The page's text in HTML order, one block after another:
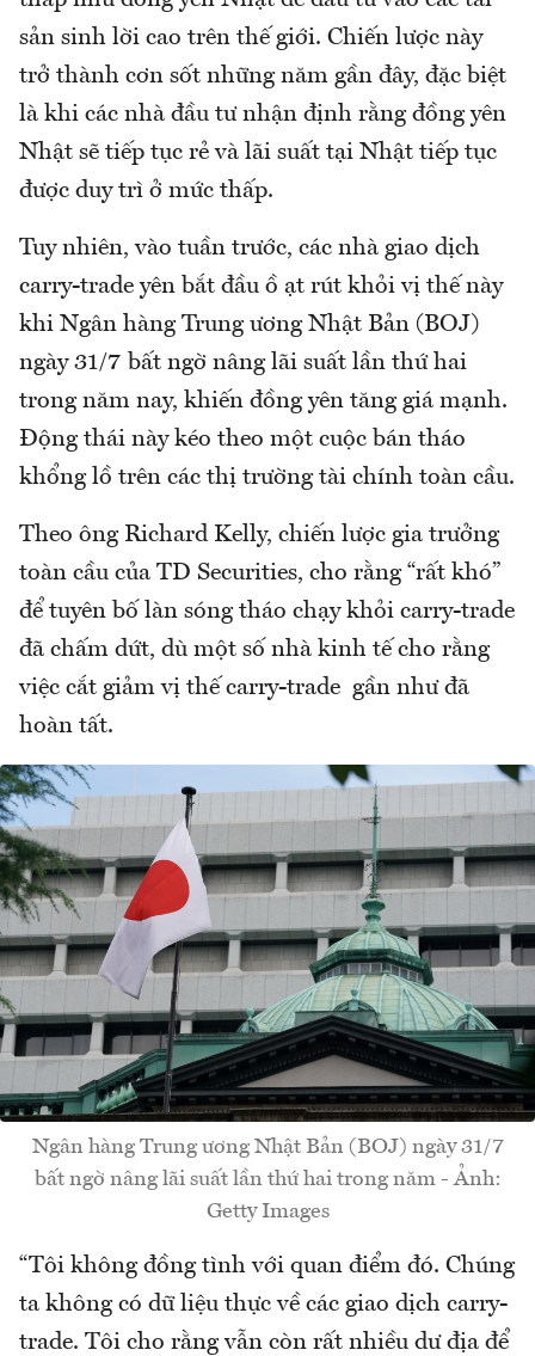
sản sinh lời cao trên thế giới. Chiến lược này
trở thành cơn sốt những năm gần đây, đặc biệt
là khi các nhà đầu tư nhận định rằng đồng yên
Nhật sẽ tiếp tục rẻ và lãi suất tại Nhật tiếp tục
được duy trì ở mức thấp.
Tuy nhiên, vào tuần trước, các nhà giao dịch
carry-trade yên bắt đầu ồ ạt rút khỏi vị thế này
khi Ngân hàng Trung ương Nhật Bản (BOJ)
ngày 31/7 bất ngờ nâng lãi suất lần thứ hai
trong năm nay, khiến đồng yên tăng giá mạnh.
Động thái này kéo theo một cuộc bán tháo
khổng lồ trên các thị trường tài chính toàn cầu.
Theo ông Richard Kelly, chiến lược gia trưởng
toàn cầu của TD Securities, cho rằng “rất khó”
để tuyên bố làn sóng tháo chạy khỏi carry-trade
đã chấm dứt, dù một số nhà kinh tế cho rằng
việc cắt giảm vị thế carry-trade gần như đã
hoàn tất.
Ngân hàng Trung ương Nhật Bản (BOJ) ngày 31/7
bất ngờ nâng lãi suất lần thứ hai trong năm - Ảnh:
Getty Images
“Tôi không đồng tình với quan điểm đó. Chúng
ta không có dữ liệu thực về các giao dịch carry-
trade. Tôi cho rằng vẫn còn rất nhiều dư địa để